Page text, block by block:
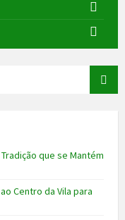
que se Mantém
Centro da Vila para